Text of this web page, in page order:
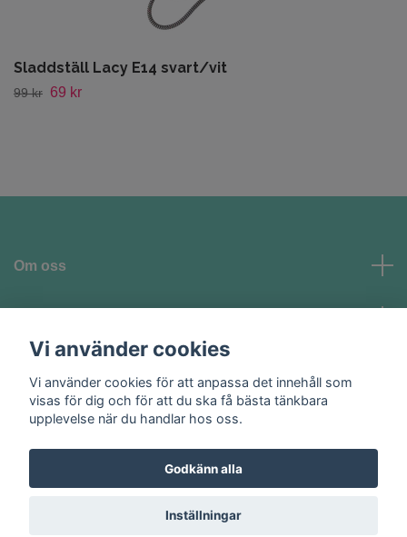
Sladdställ Lacy E14 svart/vit
99 kr 69 kr
Om oss
Sociala medier
© 2026 Homeglam AB
Vi använder cookies
Vi använder cookies för att anpassa det innehåll som
visas för dig och för att du ska få bästa tänkbara
upplevelse när du handlar hos oss.
Godkänn alla
Inställningar